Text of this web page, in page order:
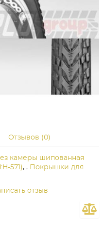
Отзывов (0)
камеры шипованная
571), , Покрышки для
отзыв